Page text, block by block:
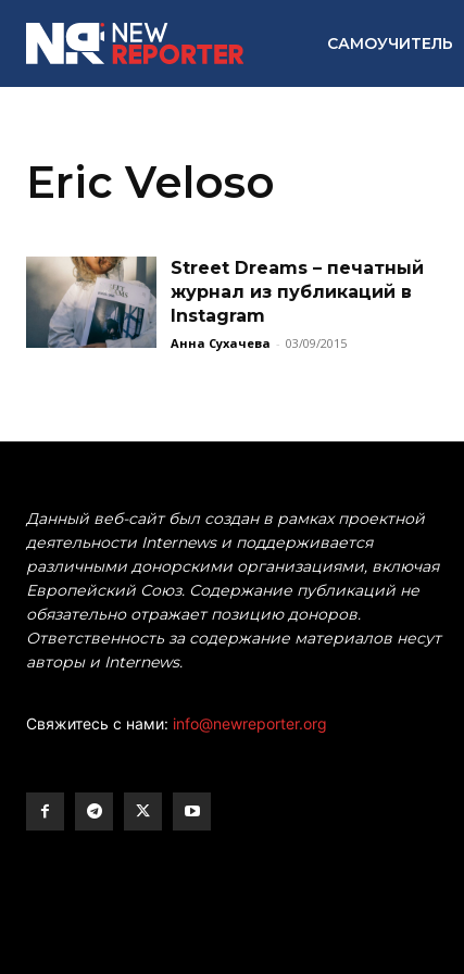
САМОУЧИТЕЛЬ
Eric Veloso
Street Dreams – печатный
журнал из публикаций в
Instagram
Анна Сухачева - 03/09/2015
Данный веб-сайт был создан в рамках проектной
деятельности Internews и поддерживается
различными донорскими организациями, включая
Европейский Союз. Содержание публикаций не
обязательно отражает позицию доноров.
Ответственность за содержание материалов несут
авторы и Internews.
Свяжитесь с нами: info@newreporter.org